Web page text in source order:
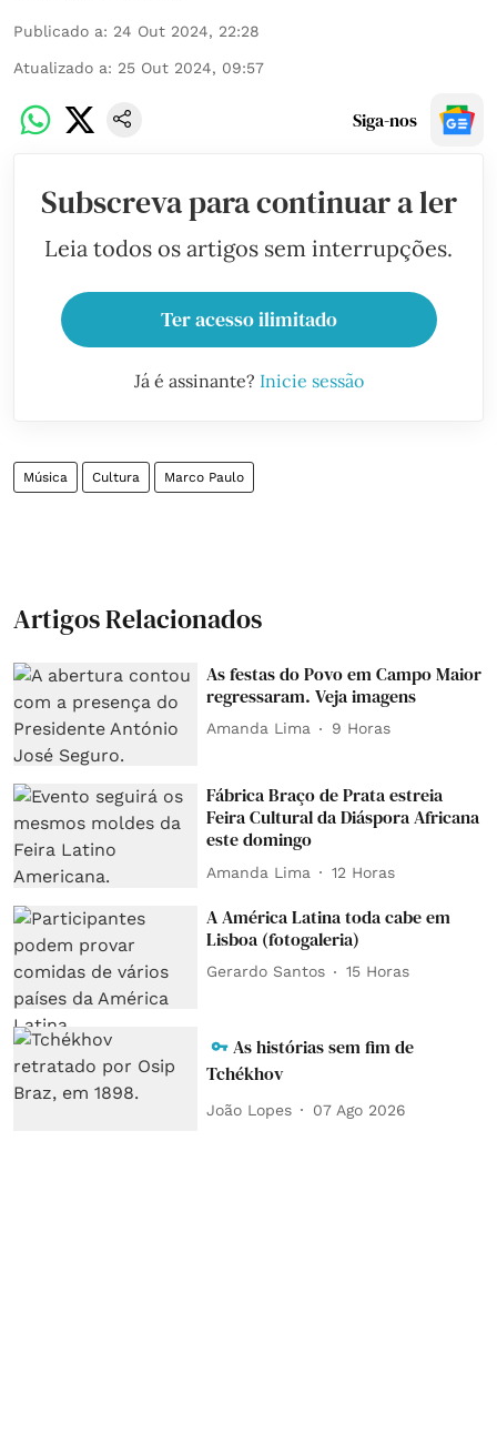
Publicado a: 24 Out 2024, 22:28
Atualizado a: 25 Out 2024, 09:57
Siga-nos
Subscreva para continuar a ler
Leia todos os artigos sem interrupções.
Ter acesso ilimitado
Já é assinante? Inicie sessão
Música Cultura Marco Paulo
Artigos Relacionados
As festas do Povo em Campo Maior
regressaram. Veja imagens
Amanda Lima 9 Horas
Fábrica Braço de Prata estreia
Feira Cultural da Diáspora Africana
este domingo
Amanda Lima 12 Horas
A América Latina toda cabe em
Lisboa (fotogaleria)
Gerardo Santos 15 Horas
As histórias sem fim de
Tchékhov
João Lopes 07 Ago 2026